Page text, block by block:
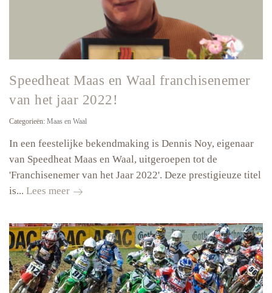
Speedheat Maas en Waal franchisenemer
van het jaar 2022!
Categorieën: Maas en Waal
In een feestelijke bekendmaking is Dennis Noy, eigenaar
van Speedheat Maas en Waal, uitgeroepen tot de
'Franchisenemer van het Jaar 2022'. Deze prestigieuze titel
is... Lees meerSpeedheat
en
Waal
franchisenemer
van
het